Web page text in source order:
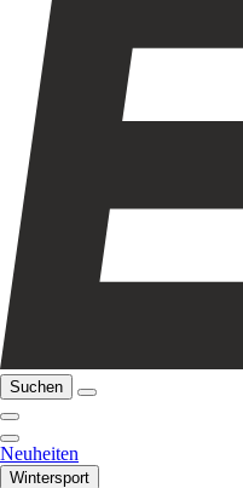
Suchen
Neuheiten
Wintersport